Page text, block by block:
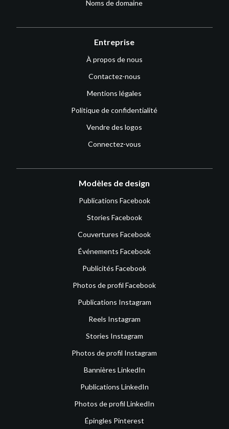
Noms de domaine
Entreprise
À propos de nous
Contactez-nous
Mentions légales
Politique de confidentialité
Vendre des logos
Connectez-vous
Modèles de design
Publications Facebook
Stories Facebook
Couvertures Facebook
Événements Facebook
Publicités Facebook
Photos de profil Facebook
Publications Instagram
Reels Instagram
Stories Instagram
Photos de profil Instagram
Bannières LinkedIn
Publications LinkedIn
Photos de profil LinkedIn
Épingles Pinterest